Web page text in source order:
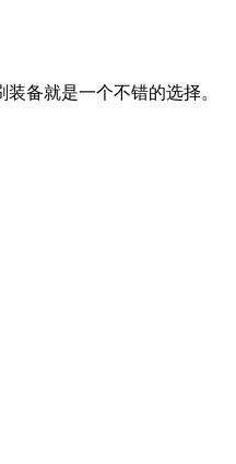
备就是一个不错的选择。